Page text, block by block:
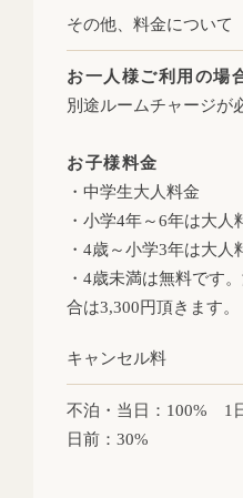
その他、 料金について
お一人様ご利用の場
別途ルームチャージが
お子様料金
・中学生大人料金
・小学4年～6年は大人
・4歳～小学3年は大人
・4歳未満は無料です
合は3,300円頂きます。
キャンセル料
不泊・当日：100% 1
日前：30%